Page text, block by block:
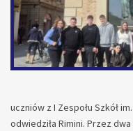
uczniów z I Zespołu Szkół
odwiedziła Rimini. Przez